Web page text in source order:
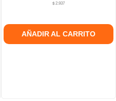
$ 2.937
AÑADIR AL CARRITO